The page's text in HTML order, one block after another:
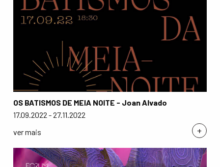
+
OS BATISMOS DE MEIA NOITE - Joan Alvado
17.09.2022 - 27.11.2022
ver mais